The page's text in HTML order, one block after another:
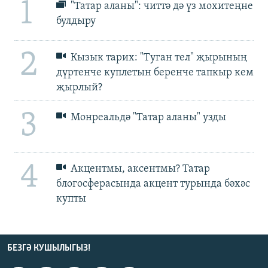
1
"Татар аланы": читтә дә үз мохитеңне
булдыру
2
Кызык тарих: "Туган тел" җырының
дүртенче куплетын беренче тапкыр кем
җырлый?
3 Монреальдә "Татар аланы" узды
4
Акцентмы, аксентмы? Татар
блогосферасында акцент турында бәхәс
купты
БЕЗГӘ КУШЫЛЫГЫЗ!